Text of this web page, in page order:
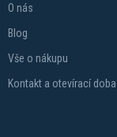
O nás
Blog
Vše o nákupu
Kontakt a otevírací doba